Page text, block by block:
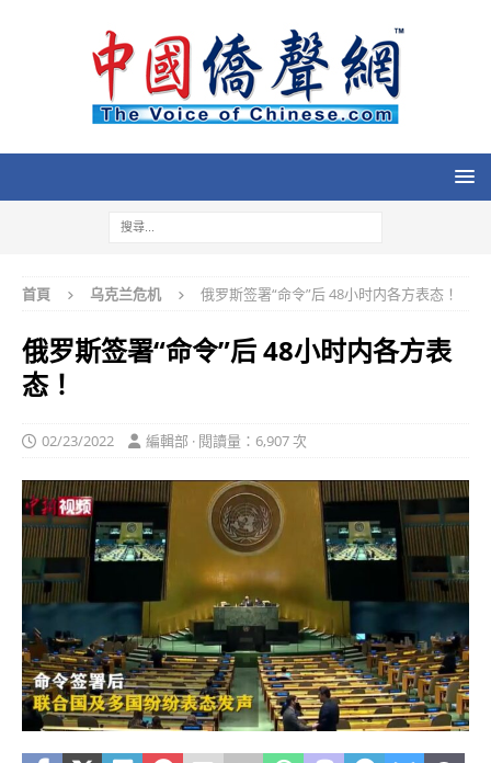
首頁 乌克兰危机 俄罗斯签署“命令”后 48小时内各方表态！
俄罗斯签署“命令”后 48小时内各方表
态！
02/23/2022 編輯部 · 閱讀量：6,907 次